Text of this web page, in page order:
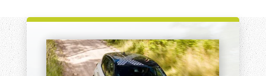
era:
es: